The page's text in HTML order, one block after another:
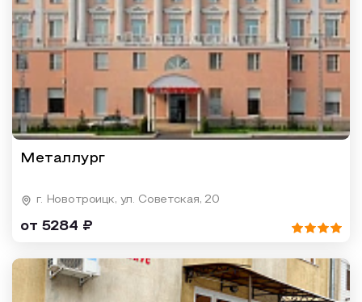
Металлург
г. Новотроицк, ул. Советская, 20
от 5284 ₽